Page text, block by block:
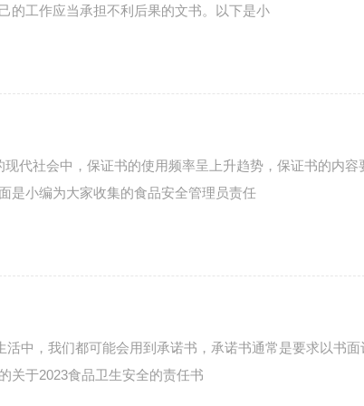
的工作应当承担不利后果的文书。以下是小
代社会中，保证书的使用频率呈上升趋势，保证书的内容
是小编为大家收集的食品安全管理员责任
中，我们都可能会用到承诺书，承诺书通常是要求以书面
关于2023食品卫生安全的责任书